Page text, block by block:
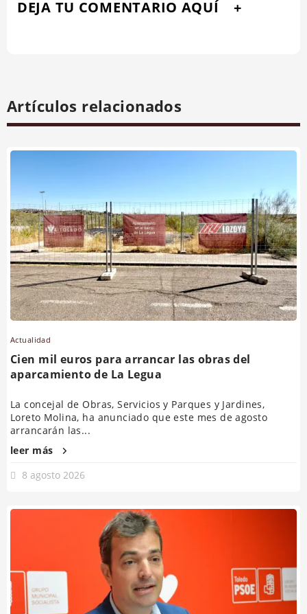
DEJA TU COMENTARIO AQUÍ
Artículos relacionados
Actualidad
Cien mil euros para arrancar las obras del
aparcamiento de La Legua
La concejal de Obras, Servicios y Parques y Jardines,
Loreto Molina, ha anunciado que este mes de agosto
arrancarán las...
leer más
8 agosto 2026